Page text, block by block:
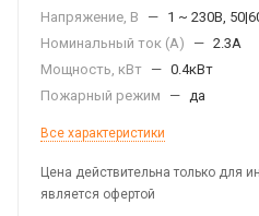
Напряжение, В
— 1 ~ 230В,
Номинальный ток (А)
— 2.3А
Мощность, кВт — 0.4кВт
Пожарный режим
— да
Все характеристики
Цена действительна только для
является офертой